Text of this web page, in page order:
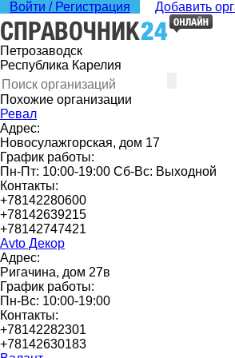
Войти / Регистрация Добавить
Петрозаводск
Республика Карелия
Похожие организации
Ревал
Адрес:
Новосулажгорская, дом 17
График работы:
Пн-Пт: 10:00-19:00 Сб-Вс: Выходной
Контакты:
+78142280600
+78142639215
+78142747421
Avto Декор
Адрес:
Ригачина, дом 27в
График работы:
Пн-Вс: 10:00-19:00
Контакты:
+78142282301
+78142630183